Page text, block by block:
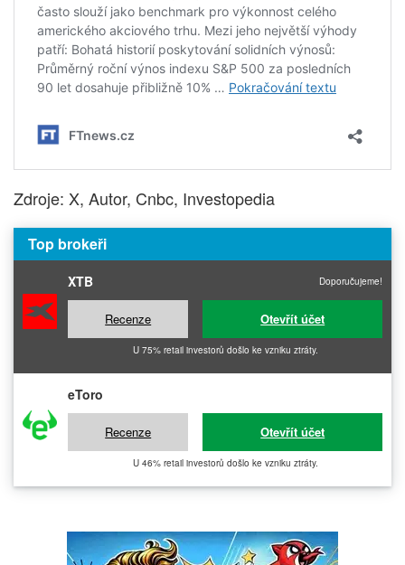
Zdroje: X, Autor, Cnbc, Investopedia
Top brokeři
XTB Doporučujeme!
Recenze Otevřít účet
U 75% retail investorů došlo ke vzniku ztráty.
eToro
Recenze Otevřít účet
U 46% retail investorů došlo ke vzniku ztráty.